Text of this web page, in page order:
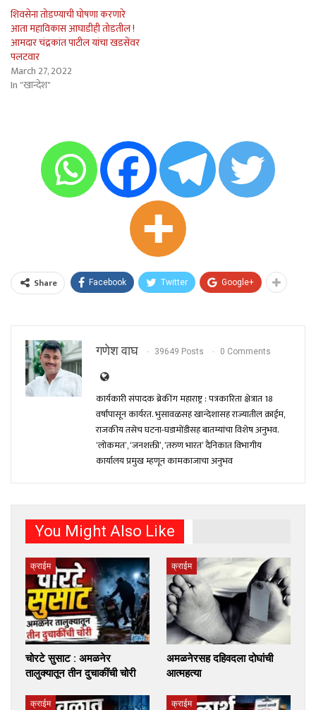
शिवसेना तोडण्याची घोषणा करणारे
आता महाविकास आघाडीही तोडतील !
आमदार चंद्रकांत पाटील यांचा खडसेंवर
पलटवार
March 27, 2022
In "खान्देश"
Share Facebook Twitter Google+
गणेश वाघ 39649 Posts 0 Comments
कार्यकारी संपादक ब्रेकींग महाराष्ट्र : पत्रकारिता क्षेत्रात 18
वर्षांपासून कार्यरत. भुसावळसह खान्देशासह राज्यातील क्राईम,
राजकीय तसेच घटना-घडामोंडीसह बातम्यांचा विशेष अनुभव.
‘लोकमत’, ‘जनशक्ती’, ‘तरुण भारत’ दैनिकात विभागीय
कार्यालय प्रमुख म्हणून कामकाजाचा अनुभव
You Might Also Like
क्राईम
चोरटे सुसाट : अमळनेर
तालुक्यातून तीन दुचाकींची चोरी
क्राईम
अमळनेरसह दहिवदला दोघांची
आत्महत्या
क्राईम क्राईम